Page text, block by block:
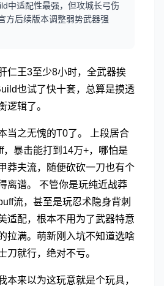
中适配性最强，但攻城长弓伤
方后续版本调整弱势武器强
仁王3至少8小时，全武器挨
也试了快十套，总算是摸透
逻辑了。
当之无愧的T0了。 上段居合
，暴击能打到14万+，哪怕是
莽夫流，随便砍砍一刀也有个
离谱。 不管你是玩纯近战莽
流，甚至是玩忍术隐身背刺
适配，根本不用为了武器特意
拉满。萌新刚入坑不知道选啥
刀就行，绝对不亏。
本来以为这玩意就是个玩具，